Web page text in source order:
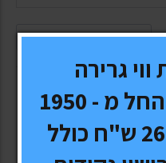
גרירה
לרכבים ! וו קבוע החל מ - 1950
ש"ח וו נשלף 2690 ש"ח כולל